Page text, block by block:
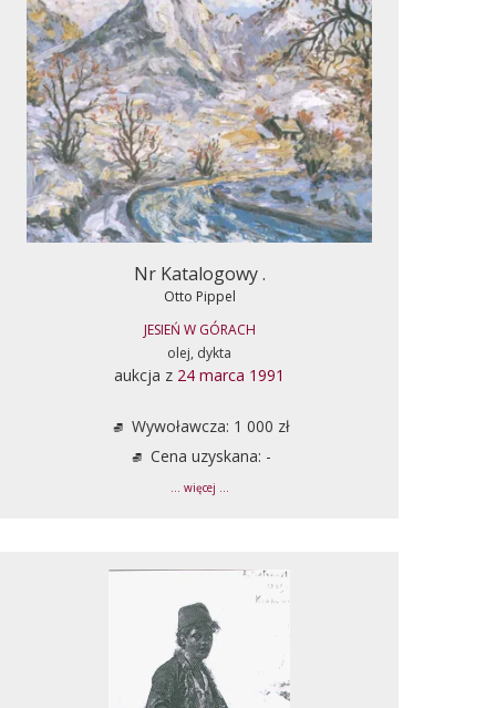
Nr Katalogowy .
Otto Pippel
JESIEŃ W GÓRACH
olej, dykta
aukcja z 24 marca 1991
Wywoławcza: 1 000 zł
Cena uzyskana: -
... więcej ...